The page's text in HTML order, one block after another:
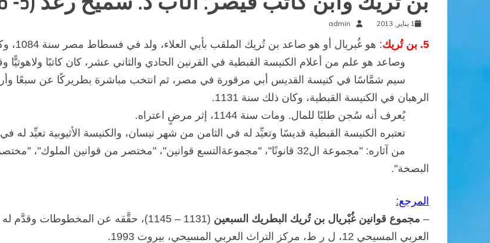
1 يناير, 2013 admin
5. بن تُريك : هو غُبريال أو هو صاعد بن تُريك الملقب بأبي العلاء، ولد في فسطاط مصر سنة 1084، وكان والده تُرَيك كاهنًا قبطيًا.
وصاعد هو علم من أعلام الكنيسة القبطية في القرنين الحادي والثاني عشر، كان كاتبًا ولاهوتيًّا
سيم شمَّاسًا في كنيسة القديس أبي مرقورة في مصر، ثم انتخب مباشرة بطريركًا عن سبعًا
الرهبان في الكنيسة القبطية، وكان ذلك سنة 1131.
يُعرف أنه سُجن طلبًا للمال. ومات سنة 1144، إثر مرضٍ اعتراه.
تعتبره الكنيسة القبطية قديسًا وتعيِّد له في الثامن من شهر نيسان، والكنيسة الأثيوبية تعيِّد له
من آثاره: "مجموعة ال32 قانونًا"، "مجموعةالتسع قوانين"، "مختصر من قوانين
البصخة".
المرجع:
– مجموع قوانين غُبْريال بن تُريك البطريك السبعين
(1131 – 1145)، حقَّقه عن المخطوطات
العربي المسيحي 12، ل ر ط، مركز التراث العربي المسيحي، بيروت 1993.